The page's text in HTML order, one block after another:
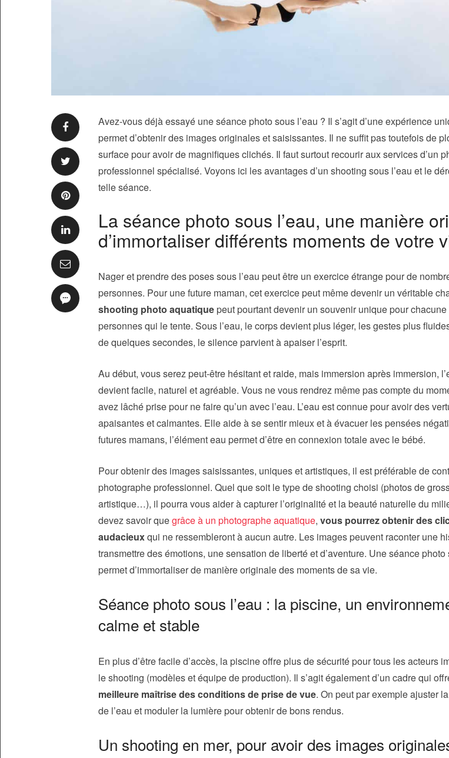
Avez-vous déjà essayé une séance photo sous l’eau ? Il s’agit d’une expérience
permet d’obtenir des images originales et saisissantes. Il ne suffit pas toutefois de
surface pour avoir de magnifiques clichés. Il faut surtout recourir aux services d’un
professionnel spécialisé. Voyons ici les avantages d’un shooting sous l’eau et le
telle séance.
La séance photo sous l’eau, une manière
d’immortaliser différents moments de votre
Nager et prendre des poses sous l’eau peut être un exercice étrange pour de
personnes. Pour une future maman, cet exercice peut même devenir un véritable
shooting photo aquatique peut pourtant devenir un souvenir unique pour
personnes qui le tente. Sous l’eau, le corps devient plus léger, les gestes plus
de quelques secondes, le silence parvient à apaiser l’esprit.
Au début, vous serez peut-être hésitant et raide, mais immersion après immersion,
devient facile, naturel et agréable. Vous ne vous rendrez même pas compte du
avez lâché prise pour ne faire qu’un avec l’eau. L’eau est connue pour avoir des
apaisantes et calmantes. Elle aide à se sentir mieux et à évacuer les pensées
futures mamans, l’élément eau permet d’être en connexion totale avec le bébé.
Pour obtenir des images saisissantes, uniques et artistiques, il est préférable de
photographe professionnel. Quel que soit le type de shooting choisi (photos de
artistique…), il pourra vous aider à capturer l’originalité et la beauté naturelle du
devez savoir quegrâce à un photographe aquatique, vous pourrez obtenir des
audacieuxqui ne ressembleront à aucun autre. Les images peuvent raconter une
transmettre des émotions, une sensation de liberté et d’aventure. Une séance photo
permet d’immortaliser de manière originale des moments de sa vie.
Séance photo sous l’eau : la piscine, un
calme et stable
En plus d’être facile d’accès, la piscine offre plus de sécurité pour tous les acteurs
le shooting (modèles et équipe de production). Il s’agit également d’un cadre qui
meilleure maîtrise des conditions de prise de vue. On peut par exemple ajuster
de l’eau et moduler la lumière pour obtenir de bons rendus.
Un shooting en mer, pour avoir des images